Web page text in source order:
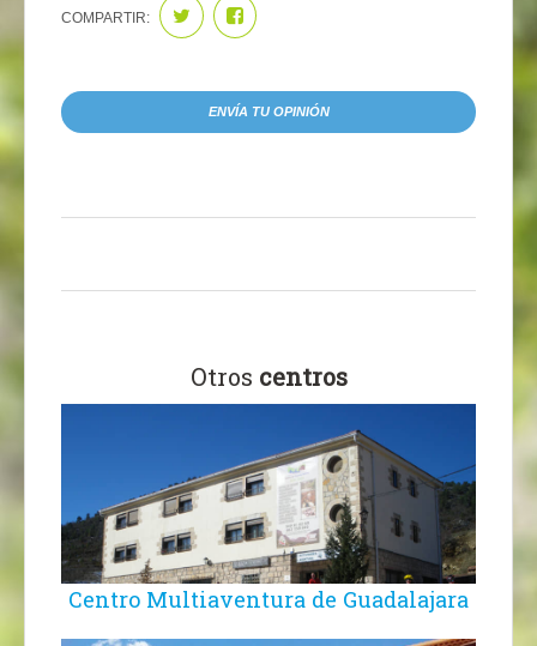
COMPARTIR:
ENVÍA TU OPINIÓN
Otros centros
Centro Multiaventura de Guadalajara